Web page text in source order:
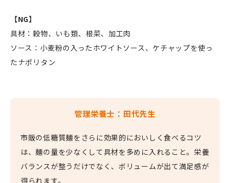
【NG】
具材：穀物、いも類、根菜、加工肉
ソース：小麦粉の入ったホワイトソース、ケチャップを使っ
たナポリタン
管理栄養士：田代先生
市販の低糖質麺をさらに効果的においしく食べるコツ
は、麺の量を少なくして具材を多めに入れること。栄養
バランスが整うだけでなく、ボリュームが出て満足感が
得られます。